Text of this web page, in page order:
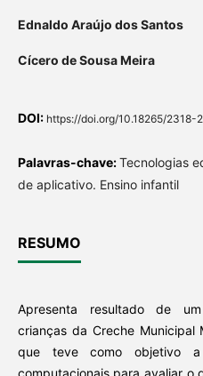
Ednaldo Araújo dos Santos
Cícero de Sousa Meira
DOI: https://doi.org/10.18265/2318-
Palavras-chave:Tecnologias
de aplicativo. Ensino infantil
RESUMO
Apresenta resultado de
crianças da Creche Municipal
que teve como objetivo